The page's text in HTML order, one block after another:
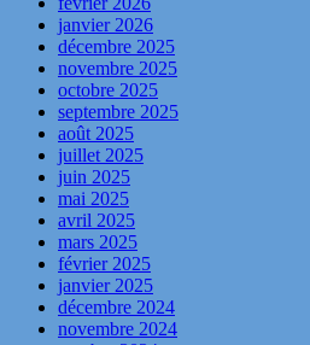
janvier 2026
décembre 2025
novembre 2025
octobre 2025
septembre 2025
août 2025
juillet 2025
juin 2025
mai 2025
avril 2025
mars 2025
février 2025
janvier 2025
décembre 2024
novembre 2024